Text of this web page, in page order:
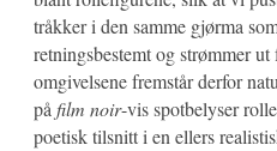
tråkker i den samme gjørma
retningsbestemt og strømmer
omgivelsene fremstår derfor
påfilm noir-vis spotbelyser
poetisk tilsnitt i en ellers